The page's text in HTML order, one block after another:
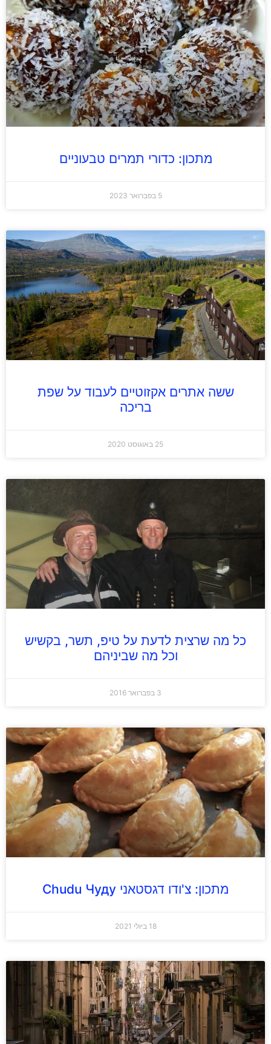
מתכון: כדורי תמרים טבעוניים
5 בפברואר 2023
ששה אתרים אקזוטיים לעבוד על שפת
בריכה
25 באוגוסט 2020
כל מה שרצית לדעת על טיפ, תשר, בקשיש
וכל מה שביניהם
3 בפברואר 2016
מתכון: צ'ודו דגסטאני Chudu Чуду
18 ביולי 2021